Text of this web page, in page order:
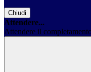
Chiudi
Attendere...
Attendere il